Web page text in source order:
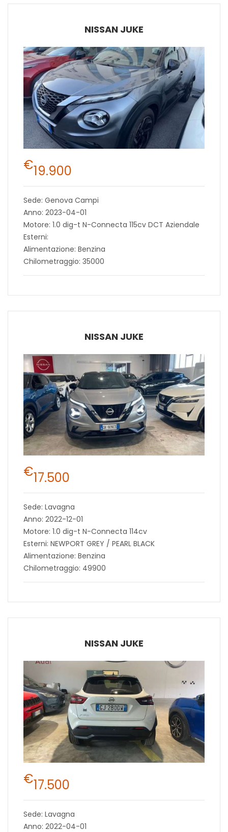
NISSAN JUKE
€19.900
Sede: Genova Campi
Anno: 2023-04-01
Motore: 1.0 dig-t N-Connecta 115cv DCT Aziendale
Esterni:
Alimentazione: Benzina
Chilometraggio: 35000
NISSAN JUKE
€17.500
Sede: Lavagna
Anno: 2022-12-01
Motore: 1.0 dig-t N-Connecta 114cv
Esterni: NEWPORT GREY / PEARL BLACK
Alimentazione: Benzina
Chilometraggio: 49900
NISSAN JUKE
€17.500
Sede: Lavagna
Anno: 2022-04-01